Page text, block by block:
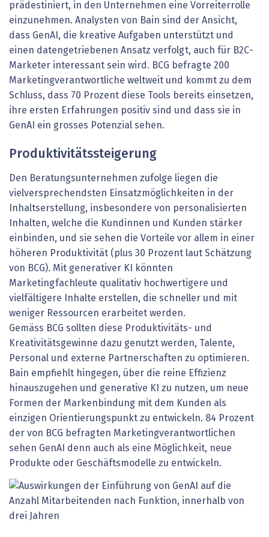
prädestiniert, in den Unternehmen eine Vorreiterrolle
einzunehmen. Analysten von Bain sind der Ansicht,
dass GenAI, die kreative Aufgaben unterstützt und
einen datengetriebenen Ansatz verfolgt, auch für B2C-
Marketer interessant sein wird. BCG befragte 200
Marketingverantwortliche weltweit und kommt zu dem
Schluss, dass 70 Prozent diese Tools bereits einsetzen,
ihre ersten Erfahrungen positiv sind und dass sie in
GenAI ein grosses Potenzial sehen.
Produktivitätssteigerung
Den Beratungsunternehmen zufolge liegen die
vielversprechendsten Einsatzmöglichkeiten in der
Inhaltserstellung, insbesondere von personalisierten
Inhalten, welche die Kundinnen und Kunden stärker
einbinden, und sie sehen die Vorteile vor allem in einer
höheren Produktivität (plus 30 Prozent laut Schätzung
von BCG). Mit generativer KI könnten
Marketingfachleute qualitativ hochwertigere und
vielfältigere Inhalte erstellen, die schneller und mit
weniger Ressourcen erarbeitet werden.
Gemäss BCG sollten diese Produktivitäts- und
Kreativitätsgewinne dazu genutzt werden, Talente,
Personal und externe Partnerschaften zu optimieren.
Bain empfiehlt hingegen, über die reine Effizienz
hinauszugehen und generative KI zu nutzen, um neue
Formen der Markenbindung mit dem Kunden als
einzigen Orientierungspunkt zu entwickeln. 84 Prozent
der von BCG befragten Marketingverantwortlichen
sehen GenAI denn auch als eine Möglichkeit, neue
Produkte oder Geschäftsmodelle zu entwickeln.